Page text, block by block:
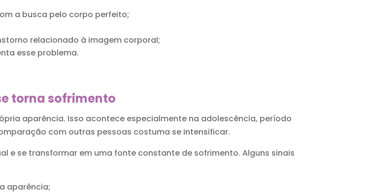
a busca pelo corpo perfeito;
relacionado à imagem corporal;
esse problema.
torna sofrimento
aparência. Isso acontece especialmente na adolescência, período
com outras pessoas costuma se intensificar.
e se transformar em uma fonte constante de sofrimento. Alguns sinais
aparência;